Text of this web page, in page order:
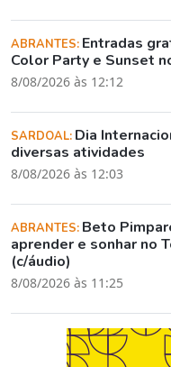
ABRANTES: Entradas
Color Party e Sunset
8/08/2026 às 12:12
SARDOAL: Dia
diversas atividades
8/08/2026 às 12:03
ABRANTES: Beto
aprender e sonhar no
(c/áudio)
8/08/2026 às 11:25